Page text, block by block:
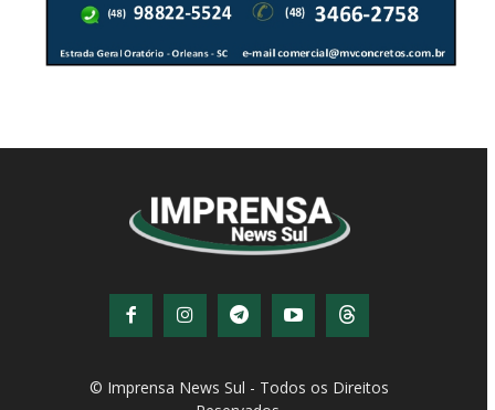
© Imprensa News Sul - Todos os Direitos